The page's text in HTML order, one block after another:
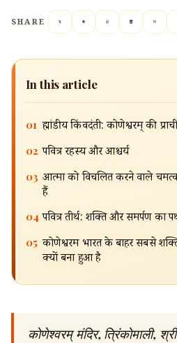
SHARE
In this article
01 ब्रह्मांडीय किंवदंती: कोणेश्वरम् की
02 पवित्र रहस्य और आश्चर्य
03 आत्मा को विचलित करने वाले
हैं
04 पवित्र तीर्थ: शक्ति और समर्पण का
05 कोणेश्वरम भारत के बाहर सबसे
क्यों बना हुआ है
कोणेश्वरम् मंदिर, त्रिंकोमाली,